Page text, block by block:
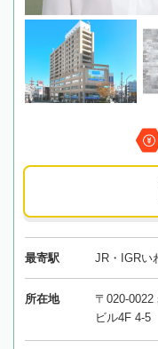
最寄駅 JR・IGRい
所在地
〒020-0022
ビル4F 4-5